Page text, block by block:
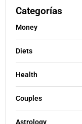
Categorías
Money
Diets
Health
Couples
Astrology